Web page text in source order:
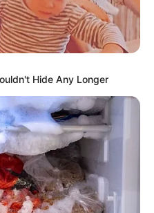
presse le Turf
COURSE DE
Hide Any Longer